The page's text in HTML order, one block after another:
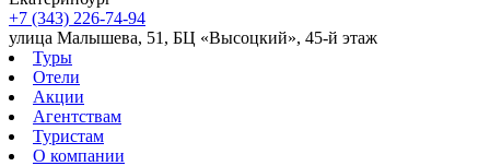
+7 (343) 226-74-94
улица Малышева, 51, БЦ «Высоцкий», 45-й этаж
Туры
Отели
Акции
Агентствам
Туристам
О компании